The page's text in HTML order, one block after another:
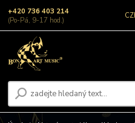
+420 736 403 214
(Po-Pá, 9-17 hod.)